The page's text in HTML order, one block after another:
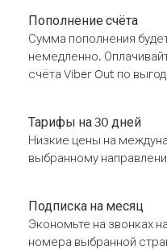
Пополнение счёта
Сумма пополнения
немедленно.
счёта Viber Out по
Тарифы на 30 дней
Низкие цены на
выбранному
Подписка на месяц
Экономьте на звонках
номера выбранной